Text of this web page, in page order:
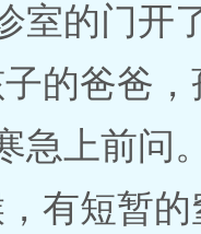
室的门开
的爸爸
急上前问
有短暂